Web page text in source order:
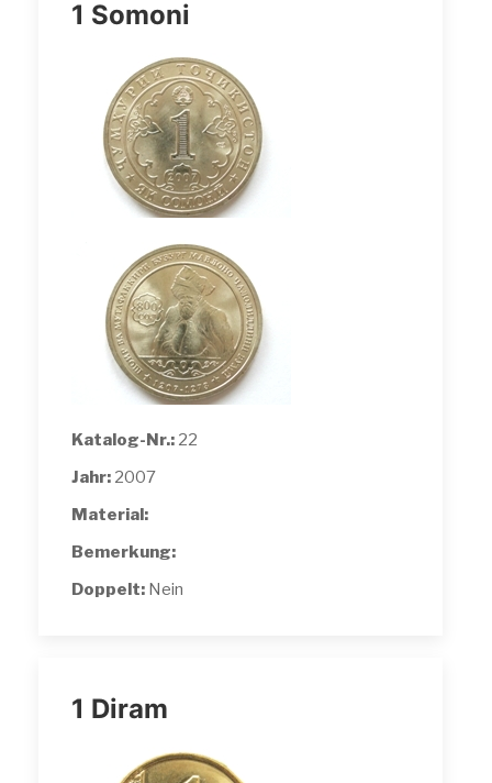
1 Somoni
Katalog-Nr.: 22
Jahr: 2007
Material:
Bemerkung:
Doppelt: Nein
1 Diram